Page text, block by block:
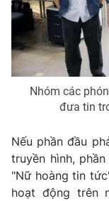
Liên hệ quảng cáo:
Nhóm các
đưa tin
Nếu phần đầu
truyền hình,
"Nữ hoàng tin
hoạt động trên